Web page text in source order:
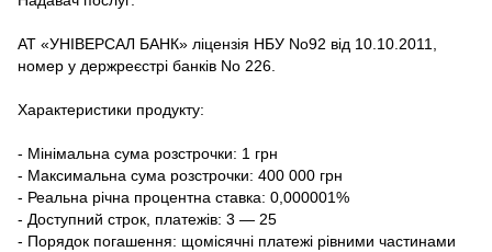
АТ «УНІВЕРСАЛ БАНК» ліцензія НБУ No92 від 10.10.2011,
номер у держреєстрі банків No 226.
Характеристики продукту:
- Мінімальна сума розстрочки: 1 грн
- Максимальна сума розстрочки: 400 000 грн
- Реальна річна процентна ставка: 0,000001%
- Доступний строк, платежів: 3 — 25
- Порядок погашення: щомісячні платежі рівними частинами